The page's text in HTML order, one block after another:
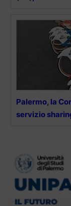
Palermo, la
servizio